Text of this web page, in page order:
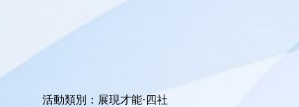
活動類別：展現才能-四社